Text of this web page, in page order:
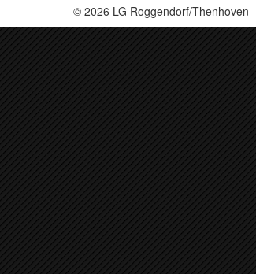
© 2026 LG Roggendorf/Thenhoven -